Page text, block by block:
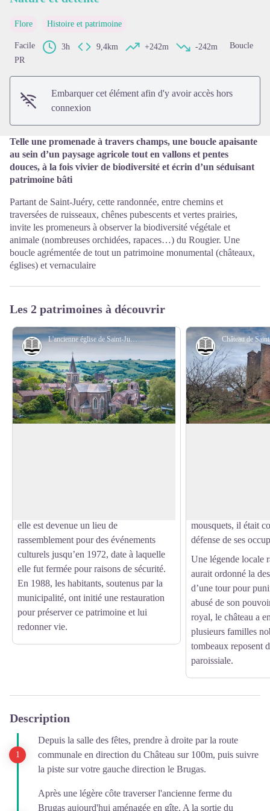
Voir l'image en plein écran
Flore Histoire et patrimoine
Facile 3h 9,4km +242m -242m
Boucle
PR
Embarquer cet élément afin d'y avoir accès hors
connexion
Telle une promenade à travers champs, une boucle apaisante
au sein d’un paysage agricole tout en vallons et pentes
douces, à la fois vivier de biodiversité et écrin d’un séduisant
patrimoine bâti
Partant de Saint-Juéry, cette randonnée, entre chemins et
traversées de ruisseaux, chênes pubescents et vertes prairies,
invite les promeneurs à observer la biodiversité végétale et
animale (nombreuses orchidées, rapaces…) du Rougier. Une
boucle agrémentée de tout un patrimoine monumental (châteaux,
églises) et vernaculaire
Les 2 patrimoines à découvrir
L'ancienne église de Saint-Juéry - Roquefort Tourisme
Histoire et patrimoine
elle est devenue un lieu de
rassemblement pour des événements
culturels jusqu’en 1972, date à laquelle
elle fut fermée pour raisons de sécurité.
En 1988, les habitants, soutenus par la
municipalité, ont initié une restauration
pour préserver ce patrimoine et lui
redonner vie.
Histoire et
mousquets, il était
défense de ses
Une légende locale
aurait ordonné la
d’une tour pour
abusé de son
royal, le château a
plusieurs familles
tombeaux reposent
paroissiale.
Description
Depuis la salle des fêtes, prendre à droite par la route
communale en direction du Château sur 100m, puis suivre
la piste sur votre gauche direction le Brugas.
Après une légère côte traverser l'ancienne ferme du
Brugas aujourd'hui aménagée en gîte. A la sortie du